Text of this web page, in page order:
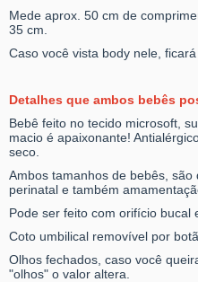
Mede aprox. 50 cm de
35 cm.
Caso você vista body nele,
Detalhes que ambos bebês
Bebê feito no tecido microsoft,
macio é apaixonante!
seco.
Ambos tamanhos de bebês,
perinatal e também
Pode ser feito com orifício bucal
Coto umbilical removível por
Olhos fechados, caso você
"olhos" o valor altera.